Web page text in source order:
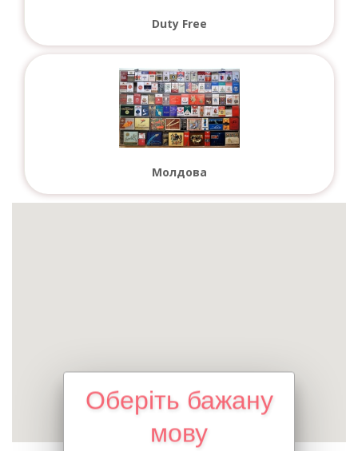
Оберіть бажану
мову
Duty Free
Молдова